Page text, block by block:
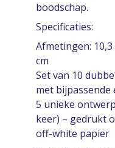
boodschap.
Specificaties:
Afmetingen: 10,3
cm
Set van 10
met bijpassende
5 unieke
keer) – gedrukt
off-white papier